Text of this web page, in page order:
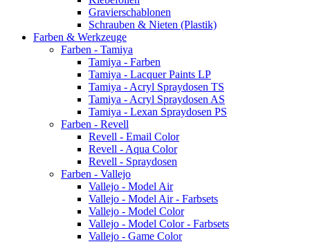
Gravierschablonen
Schrauben & Nieten (Plastik)
Farben & Werkzeuge
Farben - Tamiya
Tamiya - Farben
Tamiya - Lacquer Paints LP
Tamiya - Acryl Spraydosen TS
Tamiya - Acryl Spraydosen AS
Tamiya - Lexan Spraydosen PS
Farben - Revell
Revell - Email Color
Revell - Aqua Color
Revell - Spraydosen
Farben - Vallejo
Vallejo - Model Air
Vallejo - Model Air - Farbsets
Vallejo - Model Color
Vallejo - Model Color - Farbsets
Vallejo - Game Color